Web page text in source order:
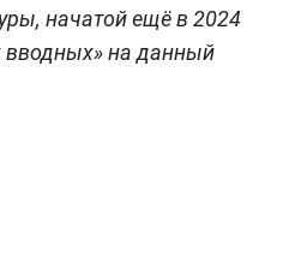
начатой ещё в 2024
вводных» на данный